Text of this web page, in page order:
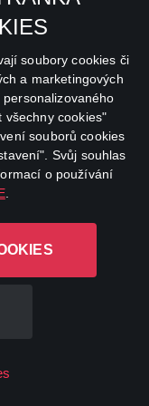
soubory cookies či
a marketingových
všechny cookies"
souborů cookies
Svůj souhlas
o používání
.
potenciální
použití
účely, pro
a
splnit jinými
požádat o
viz Žádost o
po dobu